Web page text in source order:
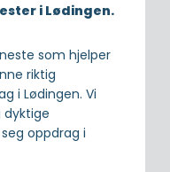
i Lødingen.
som hjelper
riktig
i Lødingen. Vi
dyktige
oppdrag i